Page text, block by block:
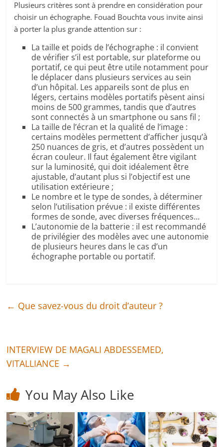
Plusieurs critères sont à prendre en considération pour
choisir un échographe. Fouad Bouchta vous invite ainsi
à porter la plus grande attention sur :
La taille et poids de l’échographe : il convient
de vérifier s’il est portable, sur plateforme ou
portatif, ce qui peut être utile notamment pour
le déplacer dans plusieurs services au sein
d’un hôpital. Les appareils sont de plus en
légers, certains modèles portatifs pèsent ainsi
moins de 500 grammes, tandis que d’autres
sont connectés à un smartphone ou sans fil ;
La taille de l’écran et la qualité de l’image :
certains modèles permettent d’afficher jusqu’à
250 nuances de gris, et d’autres possèdent un
écran couleur. Il faut également être vigilant
sur la luminosité, qui doit idéalement être
ajustable, d’autant plus si l’objectif est une
utilisation extérieure ;
Le nombre et le type de sondes, à déterminer
selon l’utilisation prévue : il existe différentes
formes de sonde, avec diverses fréquences…
L’autonomie de la batterie : il est recommandé
de privilégier des modèles avec une autonomie
de plusieurs heures dans le cas d’un
échographe portable ou portatif.
← Que savez-vous du droit d’auteur ?
INTERVIEW DE MAGALI ABDESSEMED,
VITALLIANCE →
You May Also Like